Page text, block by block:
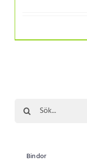
Sök
efter:
Bindor